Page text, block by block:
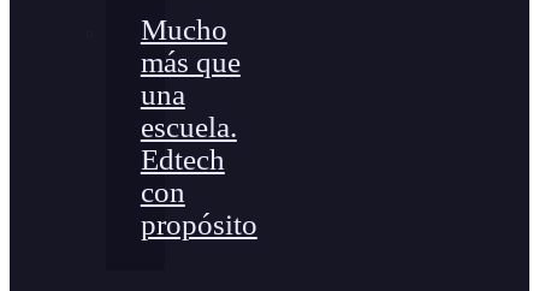
Mucho
más que
una
escuela.
Edtech
con
propósito